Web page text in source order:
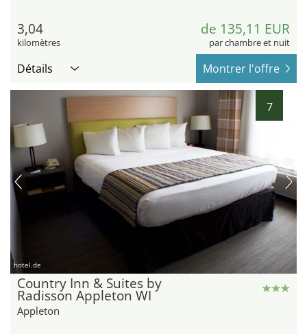
3,04
kilomètres
de 135,11 EUR
par chambre et nuit
Détails Montrer l'offre
7
hotel.de
Country Inn & Suites by
Radisson Appleton WI
Appleton